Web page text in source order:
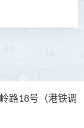
路18号（港铁调